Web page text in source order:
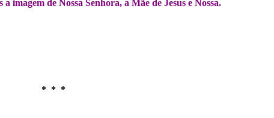
imagem de Nossa Senhora, a Mãe de Jesus e Nossa.
* * *